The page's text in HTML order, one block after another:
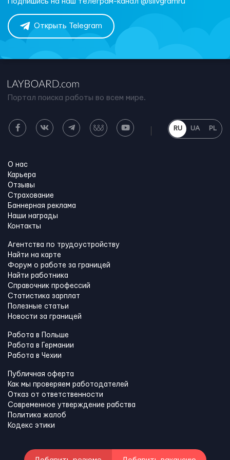
Открыть Telegram
Портал поиска работы во всем мире.
RU UA PL
О нас
Карьера
Отзывы
Страхование
Баннерная реклама
Наши награды
Контакты
Агентства по трудоустройству
Найти на карте
Форум о работе за границей
Найти работника
Справочник профессий
Статистика зарплат
Полезные статьи
Новости за границей
Работа в Польше
Работа в Германии
Работа в Чехии
Публичная оферта
Как мы проверяем работодателей
Отказ от ответственности
Современное утверждение рабства
Политика жалоб
Кодекс этики